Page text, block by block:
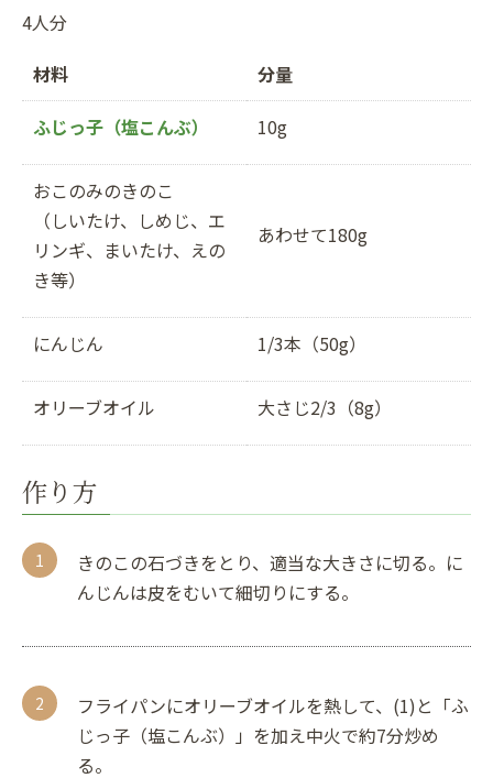
4人分
材料
分量
ふじっ子（塩こんぶ）
10g
おこのみのきのこ
（しいたけ、しめじ、エ
リンギ、まいたけ、えの
き等）
あわせて180g
にんじん 1/3本（50g）
オリーブオイル 大さじ2/3（8g）
作り方
きのこの石づきをとり、適当な大きさに切る。に
んじんは皮をむいて細切りにする。
フライパンにオリーブオイルを熱して、(1)と「ふ
じっ子（塩こんぶ）」を加え中火で約7分炒め
る。